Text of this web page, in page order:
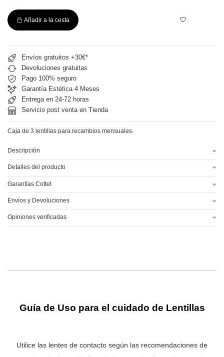
Añadir a la cesta
Envíos gratuitos +30€*
Devoluciones gratuitas
Pago 100% seguro
Garantía Estética 4 Meses
Entrega en 24-72 horas
Servicio post venta en Tienda
Caja de 3 lentillas para recambios mensuales.
Descripción
Detalles del producto
Garantías Cottet
Envíos y Devoluciones
Opiniones verificadas
Guía de Uso para el cuidado de Lentillas
Utilice las lentes de contacto según las recomendaciones de